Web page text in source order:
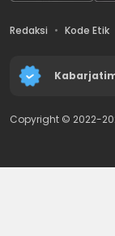
Redaksi Kode Etik
Copyright © 2022-